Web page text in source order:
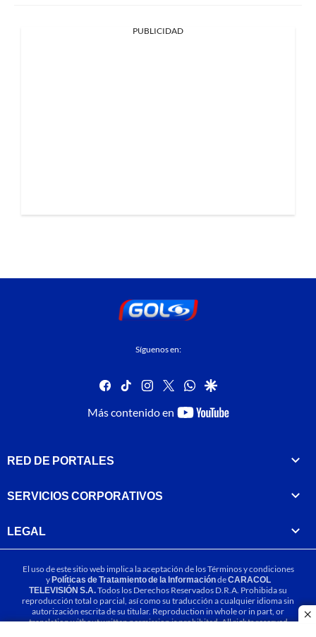
PUBLICIDAD
Síguenos en:
facebook
tiktok instagram
twitterwhatsapp
google
Más contenido en
youtube-
RED DE PORTALES
SERVICIOS CORPORATIVOS
LEGAL
El uso de este sitio web implica la aceptación de losTérminos y condiciones
yPolíticas de Tratamiento de la InformacióndeCARACOL
TELEVISIÓN S.A.Todos los Derechos Reservados D.R.A. Prohibida su
reproducción total o parcial, así como su traducción a cualquier idioma sin
autorización escrita de su titular. Reproduction in whole or in part, or
translation without written permission is prohibited. All rights reserved